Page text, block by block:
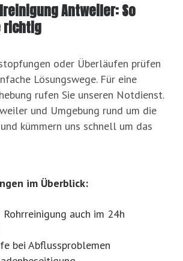
Antweiler: So
richtig
oder Überläufen prüfen
Lösungswege. Für eine
rufen Sie unseren Notdienst.
und Umgebung rund um die
kümmern uns schnell um das
im Überblick:
Rohrreinigung auch im 24h
bei Abflussproblemen